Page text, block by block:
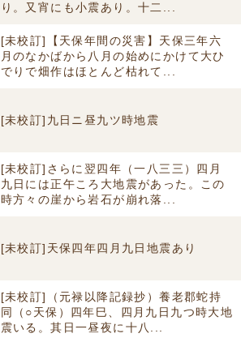
り。又宵にも小震あり。十二...
[未校訂]【天保年間の災害】天保三年六
月のなかばから八月の始めにかけて大ひ
でりで畑作はほとんど枯れて...
[未校訂]九日ニ昼九ツ時地震
[未校訂]さらに翌四年（一八三三）四月
九日には正午ころ大地震があった。この
時方々の崖から岩石が崩れ落...
[未校訂]天保四年四月九日地震あり
[未校訂]（元禄以降記録抄）養老郡蛇持
同（○天保）四年巳、四月九日九つ時大地
震いる。其日一昼夜に十八...